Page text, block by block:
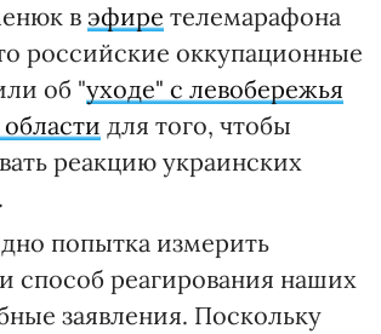
в эфире телемарафона
российские оккупационные
об "уходе" с левобережья
для того, чтобы
реакцию украинских
попытка измерить
способ реагирования наших
заявления. Поскольку